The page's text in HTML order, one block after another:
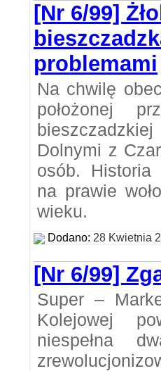
[Nr 6/99]
problemami
Na chwilę
położonej
Dolnymi z
osób. Historia
na prawie
wieku.
Dodano: 28 Kwietnia
[Nr 6/99]
Super –
Kolejowej
niespełna